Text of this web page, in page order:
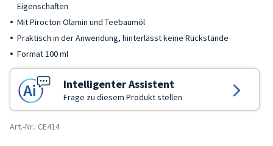
Eigenschaften
Mit Pirocton Olamin und Teebaumöl
Praktisch in der Anwendung, hinterlässt keine Rückstände
Format 100 ml
Intelligenter Assistent
Frage zu diesem Produkt stellen
Art.-Nr.: CE414